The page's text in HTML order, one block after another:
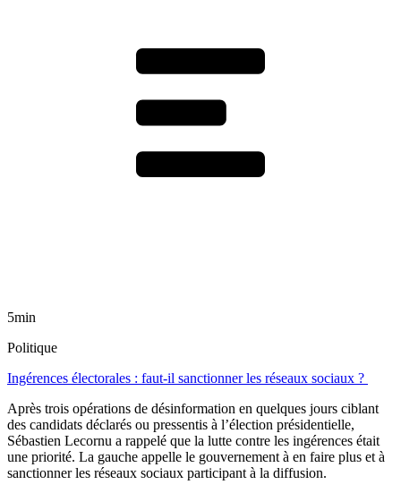
5min
Politique
Ingérences électorales : faut-il sanctionner les réseaux sociaux ?
Après trois opérations de désinformation en quelques jours ciblant
des candidats déclarés ou pressentis à l’élection présidentielle,
Sébastien Lecornu a rappelé que la lutte contre les ingérences était
une priorité. La gauche appelle le gouvernement à en faire plus et à
sanctionner les réseaux sociaux participant à la diffusion.